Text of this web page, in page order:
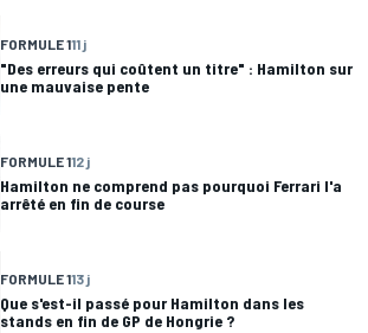
FORMULE 111 j
"Des erreurs qui coûtent un titre" : Hamilton sur
une mauvaise pente
FORMULE 112 j
Hamilton ne comprend pas pourquoi Ferrari l'a
arrêté en fin de course
FORMULE 113 j
Que s'est-il passé pour Hamilton dans les
stands en fin de GP de Hongrie ?